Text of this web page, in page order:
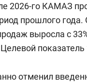
2026-го КАМАЗ
прошлого
выросла с
показатель
отменил